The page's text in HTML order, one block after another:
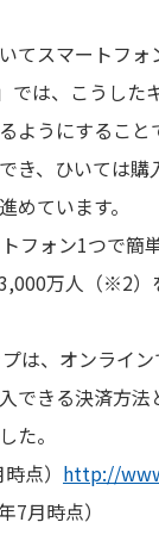
てスマートフ
では、こうし
ようにするこ
き、ひいては
めています。
フォン1つで簡
万人（※2
は、オンライ
できる決済方
た。
点） http://
7月時点）